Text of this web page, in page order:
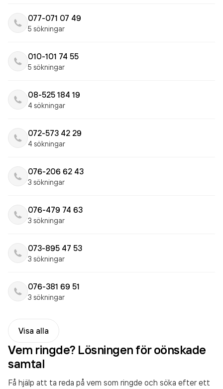
077-071 07 49
5 sökningar
010-101 74 55
5 sökningar
08-525 184 19
4 sökningar
072-573 42 29
4 sökningar
076-206 62 43
3 sökningar
076-479 74 63
3 sökningar
073-895 47 53
3 sökningar
076-381 69 51
3 sökningar
Visa alla
Vem ringde? Lösningen för oönskade
samtal
Få hjälp att ta reda på vem som ringde och söka efter ett